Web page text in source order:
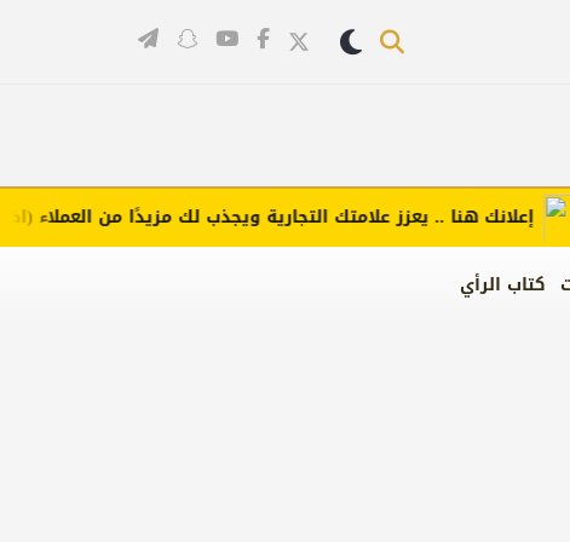
كتاب الرأي
إعلانك هنا .. يعزز علامتك التجارية ويجذب لك مزيدًا من العملاء (اضغط